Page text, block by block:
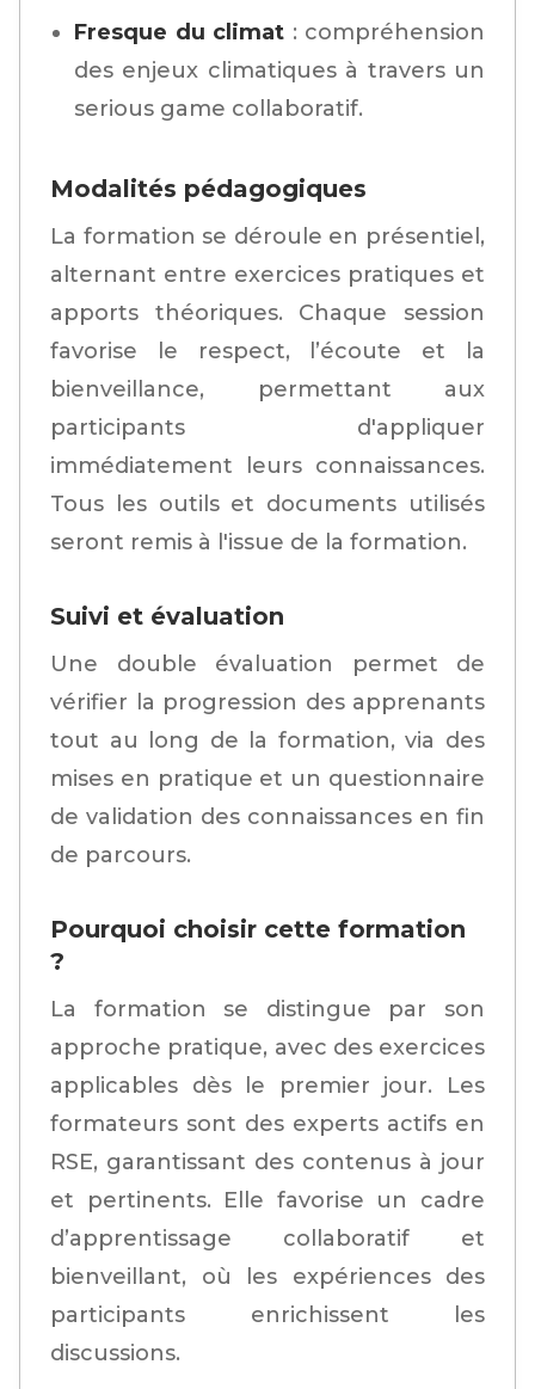
Fresque du climat : compréhension
des enjeux climatiques à travers un
serious game collaboratif.
Modalités pédagogiques
La formation se déroule en présentiel,
alternant entre exercices pratiques et
apports théoriques. Chaque session
favorise le respect, l’écoute et la
bienveillance, permettant aux
participants d'appliquer
immédiatement leurs connaissances.
Tous les outils et documents utilisés
seront remis à l'issue de la formation.
Suivi et évaluation
Une double évaluation permet de
vérifier la progression des apprenants
tout au long de la formation, via des
mises en pratique et un questionnaire
de validation des connaissances en fin
de parcours.
Pourquoi choisir cette formation
?
La formation se distingue par son
approche pratique, avec des exercices
applicables dès le premier jour. Les
formateurs sont des experts actifs en
RSE, garantissant des contenus à jour
et pertinents. Elle favorise un cadre
d’apprentissage collaboratif et
bienveillant, où les expériences des
participants enrichissent les
discussions.